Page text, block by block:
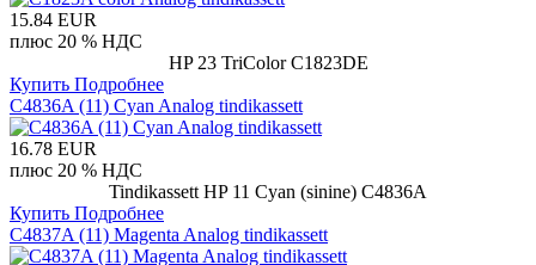
15.84 EUR
плюс 20 % НДС
HP 23 TriColor C1823DE
Купить Подробнее
C4836A (11) Cyan Analog tindikassett
16.78 EUR
плюс 20 % НДС
Tindikassett HP 11 Cyan (sinine) C4836A
Купить Подробнее
C4837A (11) Magenta Analog tindikassett